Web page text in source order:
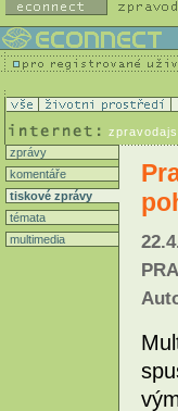
zprávy
komentáře
tiskové zprávy
témata
multimedia